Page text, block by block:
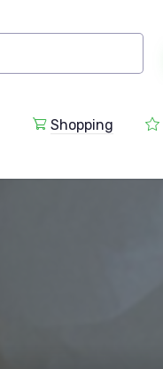
Shopping